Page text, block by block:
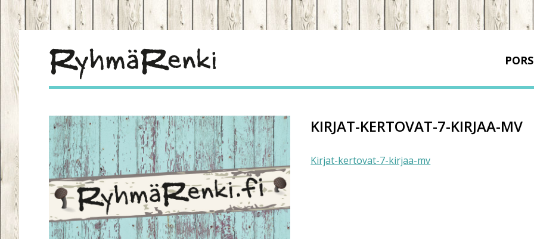
KIRJAT-KERTOVAT-7-KIRJAA-MV
Kirjat-kertovat-7-kirjaa-mv